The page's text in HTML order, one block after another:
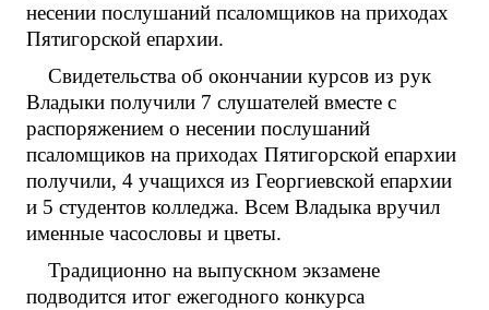
несении послушаний псаломщиков на приходах
Пятигорской епархии.
Свидетельства об окончании курсов из рук
Владыки получили 7 слушателей вместе с
распоряжением о несении послушаний
псаломщиков на приходах Пятигорской епархии
получили, 4 учащихся из Георгиевской епархии
и 5 студентов колледжа. Всем Владыка вручил
именные часословы и цветы.
Традиционно на выпускном экзамене
подводится итог ежегодного конкурса